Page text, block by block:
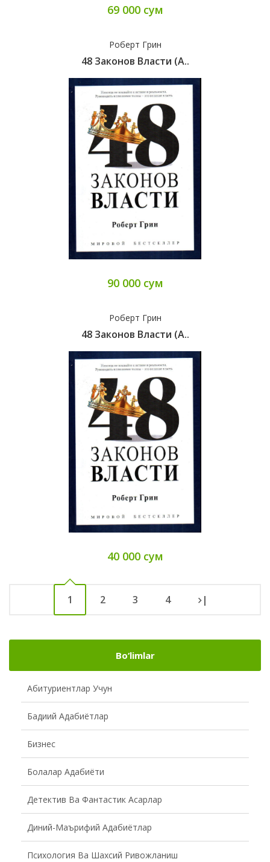
69 000 сум
Роберт Грин
48 Законов Власти (А..
90 000 сум
Роберт Грин
48 Законов Власти (А..
40 000 сум
1 2 3 4 |
Bo‘limlar
Абитуриентлар Учун
Бадиий Адабиётлар
Бизнес
Болалар Адабиёти
Детектив Ва Фантастик Асарлар
Диний-Маърифий Адабиётлар
Психология Ва Шахсий Ривожланиш